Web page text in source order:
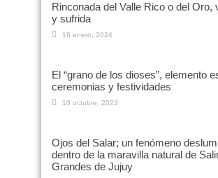
Rinconada del Valle Rico o del Oro,
y sufrida
16 enero, 2024
El “grano de los dioses”, elemento
ceremonias y festividades
10 octubre, 2023
Ojos del Salar; un fenómeno
dentro de la maravilla natural de
Grandes de Jujuy